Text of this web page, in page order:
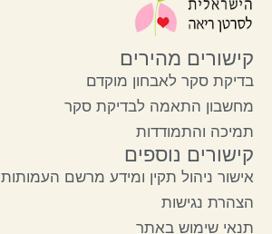
קישורים מהירים
בדיקת סקר לאבחון מוקדם
מחשבון התאמה לבדיקת סקר
תמיכה והתמודדות
קישורים נוספים
אישור ניהול תקין ומידע מרשם העמותות
הצהרת נגישות
תנאי שימוש באתר